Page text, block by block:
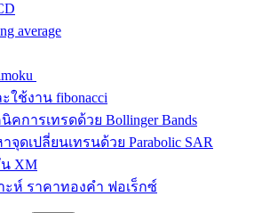
average
ใช้งาน fibonacci
คการเทรดด้วย Bollinger Bands
จุดเปลี่ยนเทรนด้วย Parabolic SAR
XM
ะห์ ราคาทองคำ ฟอเร็กซ์